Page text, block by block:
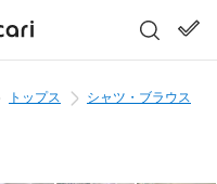
トップス
シャツ・ブラウス